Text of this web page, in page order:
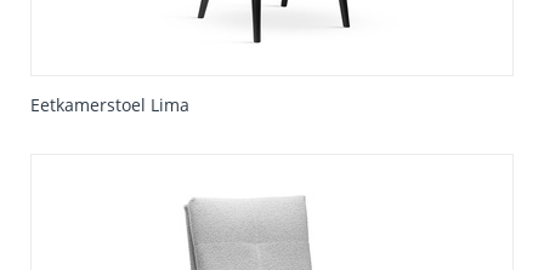
Eetkamerstoel Lima